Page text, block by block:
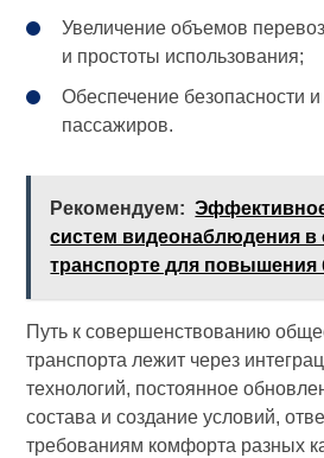
Увеличение объемов
и простоты использования;
Обеспечение безопасности
пассажиров.
Рекомендуем:
систем видеонаблюдения
транспорте для повышения
Путь к совершенствованию
транспорта лежит через
технологий, постоянное
состава и создание условий,
требованиям комфорта разных